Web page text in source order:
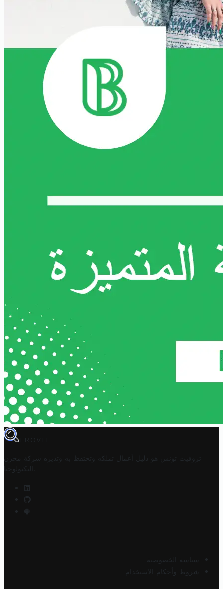
TROVIT
تروفيت تونس هو دليل أعمال تملكه وتحتفظ به وتديره
شركة مخزن
التكنولوجيا
سياسة الخصوصية
شروط وأحكام الاستخدام